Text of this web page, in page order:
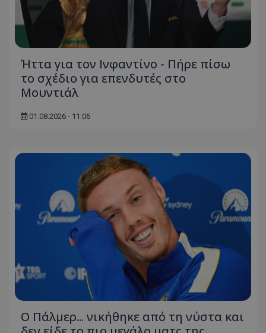
Ήττα για τον Ινφαντίνο - Πήρε πίσω
το σχέδιο για επενδυτές στο
Μουντιάλ
01.08.2026 - 11:06
Ο Πάλμερ... νικήθηκε από τη νύστα και